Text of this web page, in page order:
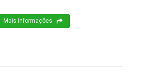
Mais Informações